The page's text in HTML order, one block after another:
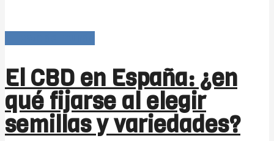
El CBD en España: ¿en
qué fijarse al elegir
semillas y variedades?